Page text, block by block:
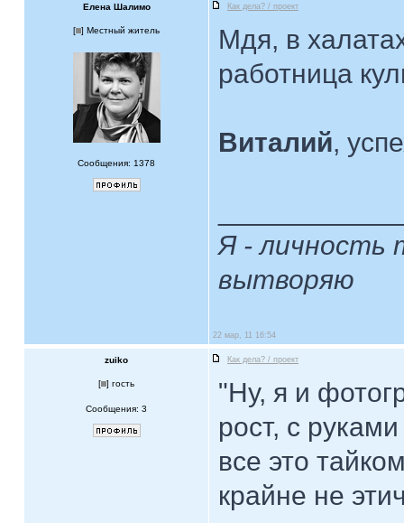
Елена Шалимо Как дела? / проект
[ ] Местный житель
Сообщения: 1378
Мдя, в
работница
Виталий,
Я - личность
вытворяю
22 мар, 11 16:54
zuiko Как дела? / проект
[ ] гость
Сообщения: 3
"Ну, я и
рост, с
все это
крайне не